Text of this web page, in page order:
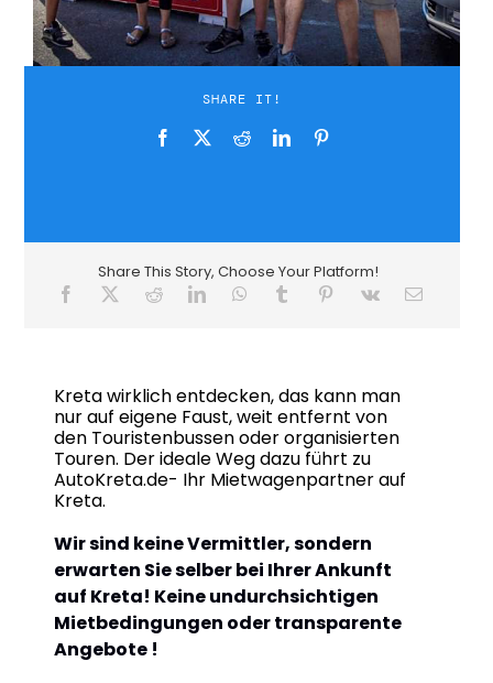
SHARE IT!
Share This Story, Choose Your Platform!
Kreta wirklich entdecken, das kann man
nur auf eigene Faust, weit entfernt von
den Touristenbussen oder organisierten
Touren. Der ideale Weg dazu führt zu
AutoKreta.de- Ihr Mietwagenpartner auf
Kreta.
Wir sind keine Vermittler, sondern
erwarten Sie selber bei Ihrer Ankunft
auf Kreta! Keine undurchsichtigen
Mietbedingungen oder transparente
Angebote !